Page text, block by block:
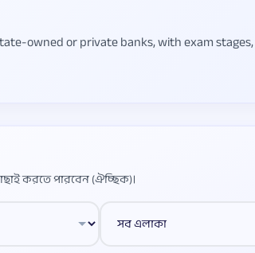
owned or private banks, with exam
করতে পারবেন (ঐচ্ছিক)।